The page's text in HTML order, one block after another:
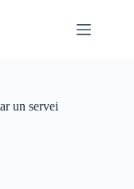
un servei